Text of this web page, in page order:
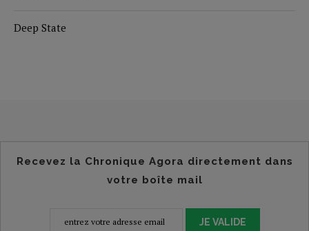
Deep State
Recevez la Chronique Agora directement dans
votre boîte mail
JE VALIDE